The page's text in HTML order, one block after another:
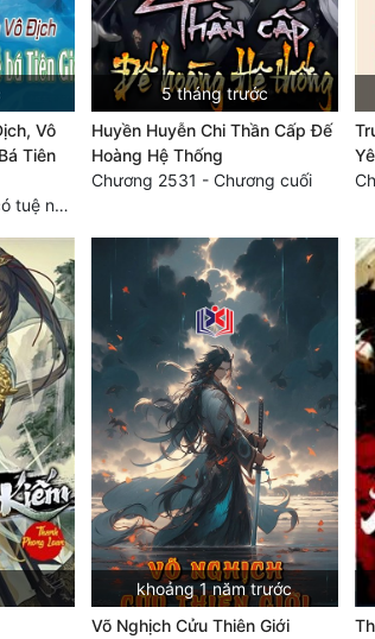
Vô
Tiên
Chương 2429 Ngươi có tuệ nhãn? Ta có...
5 tháng trước
Huyền Huyễn Chi Thần Cấp Đế
Hoàng Hệ Thống
Chương 2531 - Chương cuối
khoảng 1 năm trước
Võ Nghịch Cửu Thiên Giới